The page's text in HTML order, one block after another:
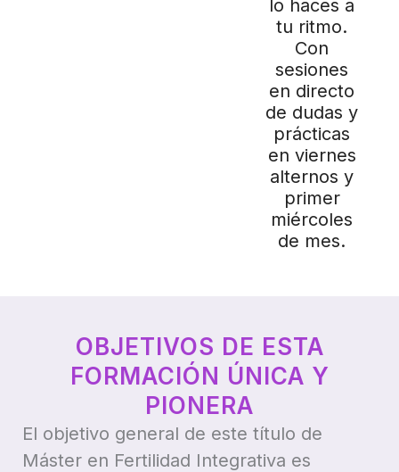
lo haces a
tu ritmo.
Con
sesiones
en directo
de dudas y
prácticas
en viernes
alternos y
primer
miércoles
de mes.
OBJETIVOS DE ESTA
FORMACIÓN ÚNICA Y
PIONERA
El objetivo general de este título de
Máster en Fertilidad Integrativa es